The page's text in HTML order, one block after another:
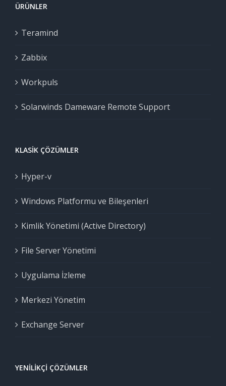
ÜRÜNLER
Teramind
Zabbix
Workpuls
Solarwinds Dameware Remote Support
KLASIK ÇÖZÜMLER
Hyper-v
Windows Platformu ve Bileşenleri
Kimlik Yönetimi (Active Directory)
File Server Yönetimi
Uygulama İzleme
Merkezi Yönetim
Exchange Server
YENILIKÇI ÇÖZÜMLER